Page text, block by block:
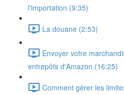
l'importation (9:35)
La douane (2:53)
Envoyer votre
entrepôts d'Amazon (16:25)
Comment gérer les